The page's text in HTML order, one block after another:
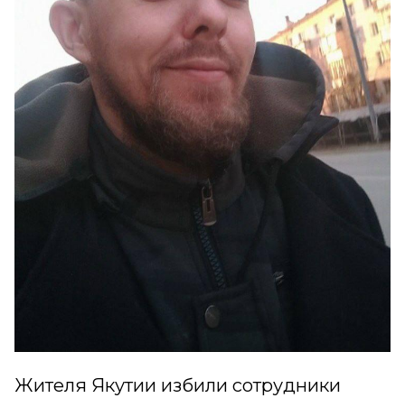
Жителя Якутии избили сотрудники